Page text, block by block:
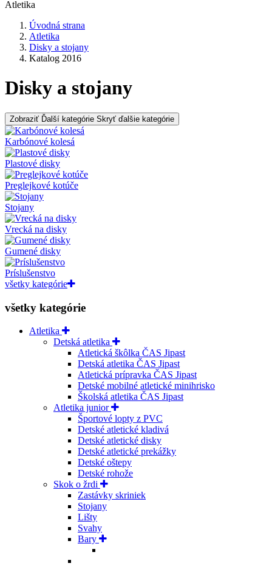
Atletika
Úvodná strana
Atletika
Disky a stojany
Katalog 2016
Disky a stojany
Zobraziť Ďalší kategórie Skryť ďalšie kategórie
Karbónové kolesá
Plastové disky
Preglejkové kotúče
Stojany
Vrecká na disky
Gumené disky
Príslušenstvo
všetky kategórie
všetky kategórie
Atletika
Detská atletika
Atletická škôlka ČAS Jipast
Detská atletika ČAS Jipast
Atletická prípravka ČAS Jipast
Detské mobilné atletické minihrisko
Školská atletika ČAS Jipast
Atletika junior
Športové lopty z PVC
Detské atletické kladivá
Detské atletické disky
Detské atletické prekážky
Detské oštepy
Detské rohože
Skok o žrdi
Zastávky skriniek
Stojany
Lišty
Svahy
Bary